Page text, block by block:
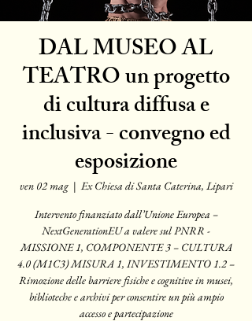
DAL MUSEO AL
TEATRO un progetto
di cultura diffusa e
inclusiva - convegno ed
esposizione
ven 02 mag
  |
Ex Chiesa di Santa Caterina, Lipari
Intervento finanziato dall’Unione Europea –
NextGenerationEU a valere sul PNRR -
MISSIONE 1, COMPONENTE 3 – CULTURA
4.0 (M1C3) MISURA 1, INVESTIMENTO 1.2 –
Rimozione delle barriere fisiche e cognitive in musei,
biblioteche e archivi per consentire un più ampio
accesso e partecipazione